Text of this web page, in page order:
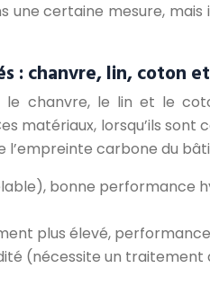
une certaine mesure,
: chanvre, lin, coton
le chanvre, le lin et le
matériaux, lorsqu’ils
carbone du
bonne performance
plus élevé,
(nécessite un traitement